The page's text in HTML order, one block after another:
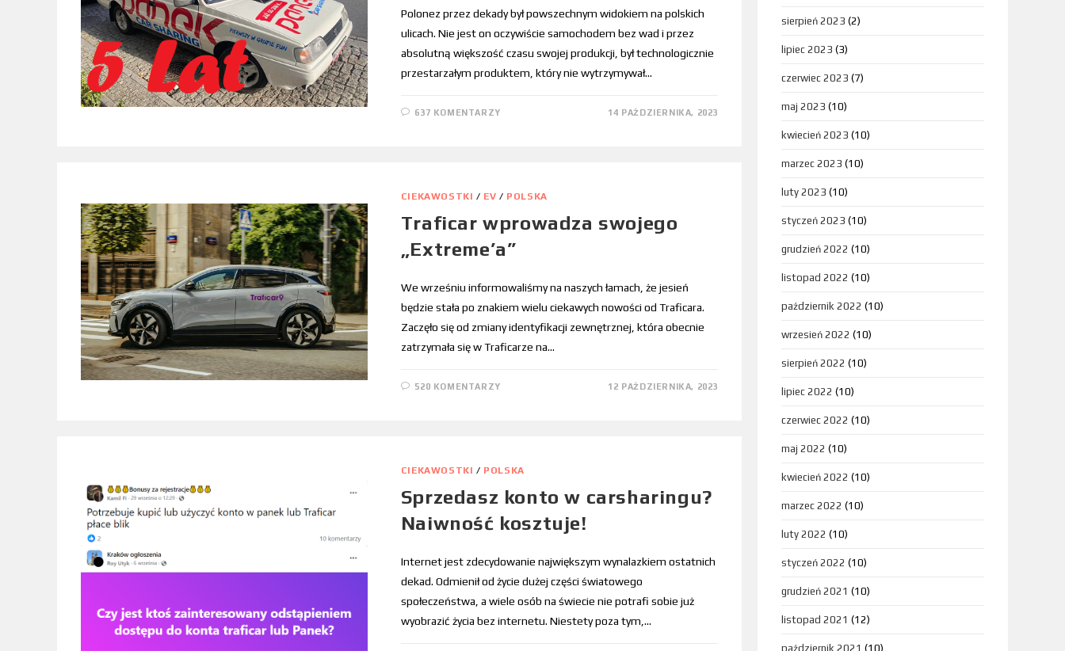
Polonez przez dekady był powszechnym widokiem na polskich
ulicach. Nie jest on oczywiście samochodem bez wad i przez
absolutną większość czasu swojej produkcji, był technologicznie
przestarzałym produktem, który nie wytrzymywał…
637 KOMENTARZY 14 PAŹDZIERNIKA, 2023
CIEKAWOSTKI / EV / POLSKA
Traficar wprowadza swojego
„Extreme’a”
We wrześniu informowaliśmy na naszych łamach, że jesień
będzie stała po znakiem wielu ciekawych nowości od Traficara.
Zaczęło się od zmiany identyfikacji zewnętrznej, która obecnie
zatrzymała się w Traficarze na…
520 KOMENTARZY 12 PAŹDZIERNIKA, 2023
CIEKAWOSTKI / POLSKA
Sprzedasz konto w carsharingu?
Naiwność kosztuje!
Internet jest zdecydowanie największym wynalazkiem ostatnich
dekad. Odmienił od życie dużej części światowego
społeczeństwa, a wiele osób na świecie nie potrafi sobie już
wyobrazić życia bez internetu. Niestety poza tym,…
sierpień 2023 (2)
lipiec 2023 (3)
czerwiec 2023 (7)
maj 2023 (10)
kwiecień 2023 (10)
marzec 2023 (10)
luty 2023 (10)
styczeń 2023 (10)
grudzień 2022 (10)
listopad 2022 (10)
październik 2022 (10)
wrzesień 2022 (10)
sierpień 2022 (10)
lipiec 2022 (10)
czerwiec 2022 (10)
maj 2022 (10)
kwiecień 2022 (10)
marzec 2022 (10)
luty 2022 (10)
styczeń 2022 (10)
grudzień 2021 (10)
listopad 2021 (12)
październik 2021 (10)